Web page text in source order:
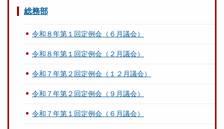
総務部
令和８年第１回定例会（６月議会）
令和８年第１回定例会（２月議会）
令和７年第２回定例会（１２月議会）
令和７年第２回定例会（９月議会）
令和７年第１回定例会（６月議会）